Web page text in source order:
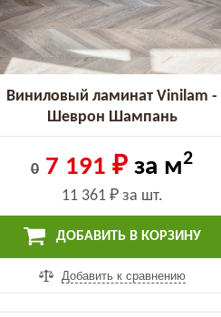
Виниловый ламинат Vinilam -
Шеврон Шампань
(RI153616CL4)
0 7 191 ₽ за м2
11 361 ₽за шт.
ДОБАВИТЬ В КОРЗИНУ
Добавить к сравнению